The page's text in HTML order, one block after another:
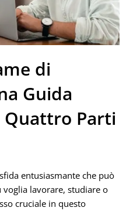
di
Guida
Quattro Parti
entusiasmante che può
lavorare, studiare o
cruciale in questo